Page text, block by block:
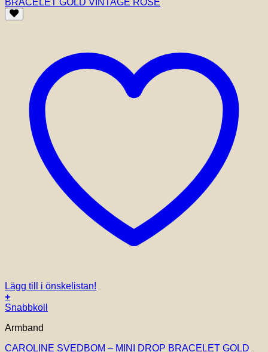
Lägg till i önskelistan!
+
Snabbkoll
Armband
CAROLINE SVEDBOM – MINI DROP BRACELET GOLD